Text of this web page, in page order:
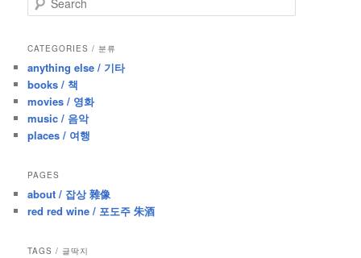
e
r
h
CATEGORIES / 분류
anything else / 기타
books / 책
movies / 영화
music / 음악
places / 여행
PAGES
about / 잡상 雜像
red red wine / 포도주 朱酒
TAGS / 글딱지